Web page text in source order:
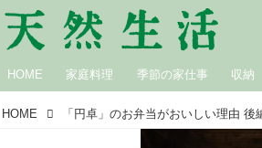
HOME 家庭料理 季節の家仕事 収納
HOME